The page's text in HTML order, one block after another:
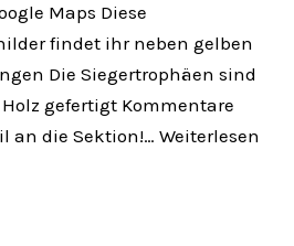
Maps Diese
findet ihr neben gelben
Die Siegertrophäen sind
gefertigt Kommentare
an die Sektion!… Weiterlesen